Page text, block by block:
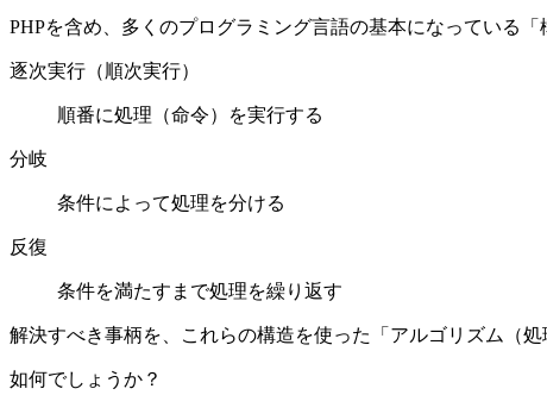
PHPを含め、多くのプログラミング言語の基本になっている
逐次実行（順次実行）
順番に処理（命令）を実行する
分岐
条件によって処理を分ける
反復
条件を満たすまで処理を繰り返す
解決すべき事柄を、これらの構造を使った「アルゴリズム（
如何でしょうか？